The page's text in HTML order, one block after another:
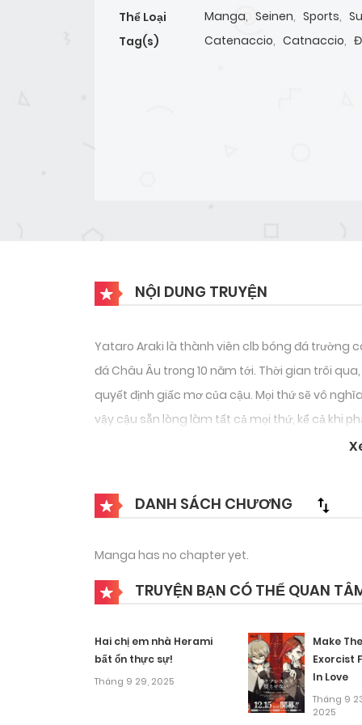
Thể Loại
Manga, Seinen, Sports,
Tag(s)
Catenaccio, Catnaccio,
NỘI DUNG TRUYỆN
Yataro Araki là thành viên clb bóng đá trường
đá Châu Âu trong 10 năm tới. Thời gian trôi
quyết định giấc mơ của cậu. Mọi thứ sẽ vô
vậy cậu sẵn lòng làm tất cả mọi thứ, kể cả khi
đến đỉnh cao! Chào mừng đến với giới bóng
DANH SÁCH CHƯƠNG
Manga has no chapter yet.
TRUYỆN BẠN CÓ THỂ QUAN
Hai chị em nhà Herami
bất ổn thực sự!
Tháng 9 29, 2025
Make The
Exorcist
In Love
Tháng 9
2025